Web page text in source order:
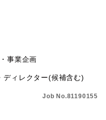
事業企画
ディレクター(候補含む)
Job No.81190155